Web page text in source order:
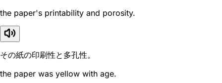
the paper's printability and porosity.
その紙の印刷性と多孔性。
the paper was yellow with age.